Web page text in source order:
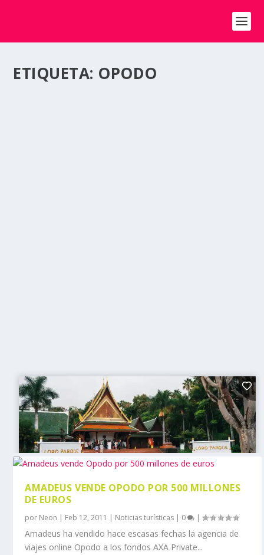
ETIQUETA: OPODO
AMADEUS VENDE OPODO POR 500 MILLONES
DE EUROS
por Neon | Feb 12, 2011 | Noticias turísticas | 0 |
Amadeus ha vendido hace escasas fechas la agencia de
viajes online Opodo a los fondos AXA Private...